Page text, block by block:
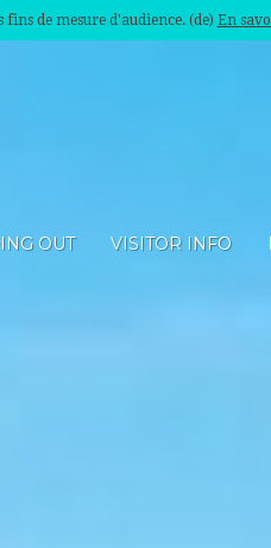
de mesure d'audience. (de) En
OUT VISITOR INFO